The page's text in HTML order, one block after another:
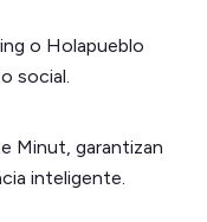
o Holapueblo
social.
Minut, garantizan
inteligente.